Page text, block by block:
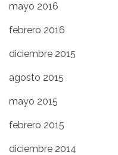
mayo 2016
febrero 2016
diciembre 2015
agosto 2015
mayo 2015
febrero 2015
diciembre 2014